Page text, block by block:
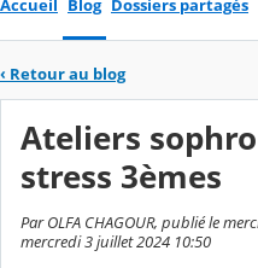
Accueil Blog Dossiers partagés
‹ Retour au blog
Ateliers
stress 3èmes
Par OLFA CHAGOUR, publié le
mercredi 3 juillet 2024 10:50